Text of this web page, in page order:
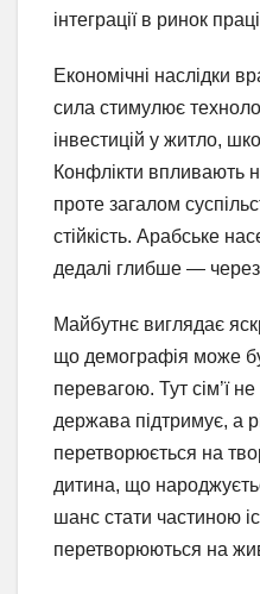
інтеграції в ринок
Економічні наслідки
сила стимулює
інвестицій у житло,
Конфлікти впливають
проте загалом
стійкість. Арабське
дедалі глибше — через
Майбутнє виглядає
що демографія може
перевагою. Тут сім’ї
держава підтримує, а
перетворюється на
дитина, що
шанс стати частиною
перетворюються на живі